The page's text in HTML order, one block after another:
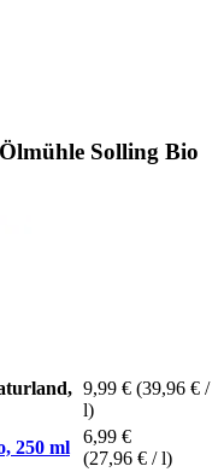
Solling Bio
9,99 € (39,96 € /
l)
250 ml
6,99 €
(27,96 € / l)